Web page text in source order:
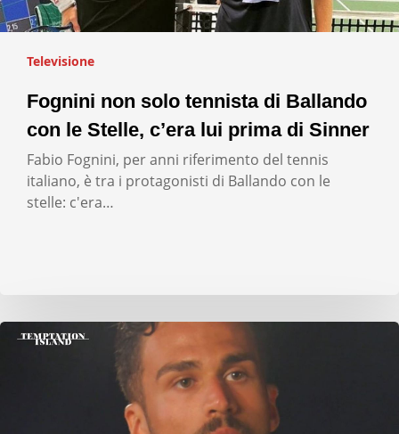
Televisione
Fognini non solo tennista di Ballando
con le Stelle, c’era lui prima di Sinner
Fabio Fognini, per anni riferimento del tennis
italiano, è tra i protagonisti di Ballando con le
stelle: c'era…